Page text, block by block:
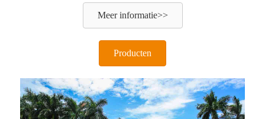
Meer informatie>>
Producten